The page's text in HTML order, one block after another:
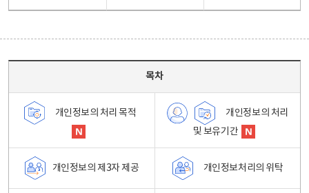
목차
개인정보의 처리 목적
개인정보의 처리
및 보유기간
개인정보의 제3자 제공 개인정보처리의 위탁